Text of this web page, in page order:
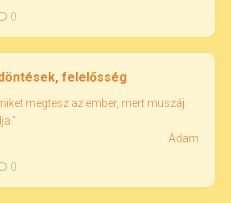
0
felelősség
megtesz az ember, mert muszáj.
Adam
0